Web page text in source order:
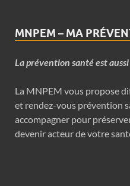
MNPEM – MA
La prévention santé est
La MNPEM vous propose
et rendez-vous prévention
accompagner pour
devenir acteur de votre